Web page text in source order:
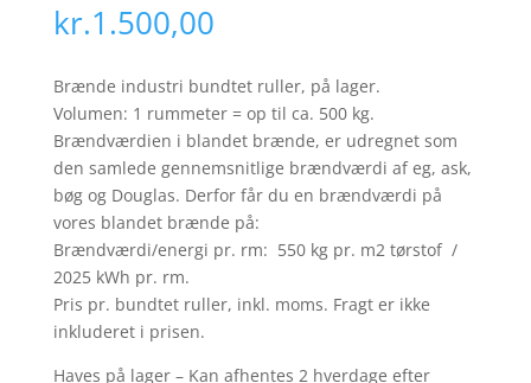
kr.1.500,00
Brænde industri bundtet ruller, på lager.
Volumen: 1 rummeter = op til ca. 500 kg.
Brændværdien i blandet brænde, er udregnet som
den samlede gennemsnitlige brændværdi af eg, ask,
bøg og Douglas. Derfor får du en brændværdi på
vores blandet brænde på:
Brændværdi/energi pr. rm: 550 kg pr. m2 tørstof /
2025 kWh pr. rm.
Pris pr. bundtet ruller, inkl. moms. Fragt er ikke
inkluderet i prisen.
Haves på lager – Kan afhentes 2 hverdage efter